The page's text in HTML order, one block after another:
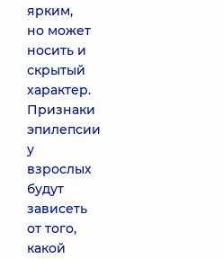
ярким,
но может
носить и
скрытый
характер.
Признаки
эпилепсии
у
взрослых
будут
зависеть
от того,
какой